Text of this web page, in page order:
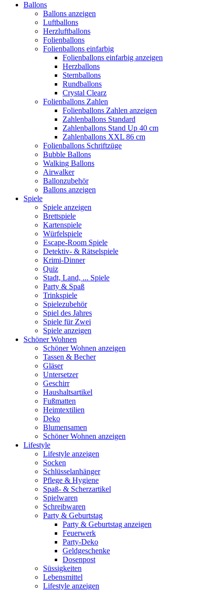
Ballons
Ballons anzeigen
Luftballons
Herzluftballons
Folienballons
Folienballons einfarbig
Folienballons einfarbig anzeigen
Herzballons
Sternballons
Rundballons
Crystal Clearz
Folienballons Zahlen
Folienballons Zahlen anzeigen
Zahlenballons Standard
Zahlenballons Stand Up 40 cm
Zahlenballons XXL 86 cm
Folienballons Schriftzüge
Bubble Ballons
Walking Ballons
Airwalker
Ballonzubehör
Ballons anzeigen
Spiele
Spiele anzeigen
Brettspiele
Kartenspiele
Würfelspiele
Escape-Room Spiele
Detektiv- & Rätselspiele
Krimi-Dinner
Quiz
Stadt, Land, ... Spiele
Party & Spaß
Trinkspiele
Spielezubehör
Spiel des Jahres
Spiele für Zwei
Spiele anzeigen
Schöner Wohnen
Schöner Wohnen anzeigen
Tassen & Becher
Gläser
Untersetzer
Geschirr
Haushaltsartikel
Fußmatten
Heimtextilien
Deko
Blumensamen
Schöner Wohnen anzeigen
Lifestyle
Lifestyle anzeigen
Socken
Schlüsselanhänger
Pflege & Hygiene
Spaß- & Scherzartikel
Spielwaren
Schreibwaren
Party & Geburtstag
Party & Geburtstag anzeigen
Feuerwerk
Party-Deko
Geldgeschenke
Dosenpost
Süssigkeiten
Lebensmittel
Lifestyle anzeigen